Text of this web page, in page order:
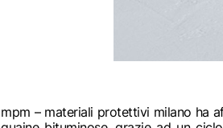
mpm – materiali protettivi milano ha